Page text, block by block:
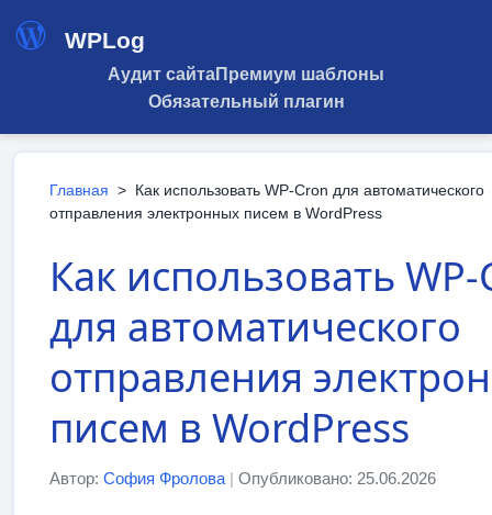
WPLog
Аудит сайтаПремиум шаблоны
Обязательный плагин
Главная > Как использовать WP-Cron для автоматического
отправления электронных писем в WordPress
Как использовать
для автоматического
отправления
писем в WordPress
Автор: София Фролова | Опубликовано: 25.06.2026